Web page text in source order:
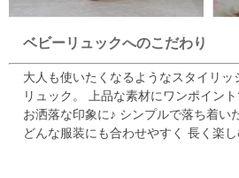
ベビーリュックへのこだわり
大人も使いたくなるようなスタイリッ
リュック。
上品な素材にワンポイン
お洒落な印象に♪ シンプルで落ち着い
どんな服装にも合わせやすく 長く楽し